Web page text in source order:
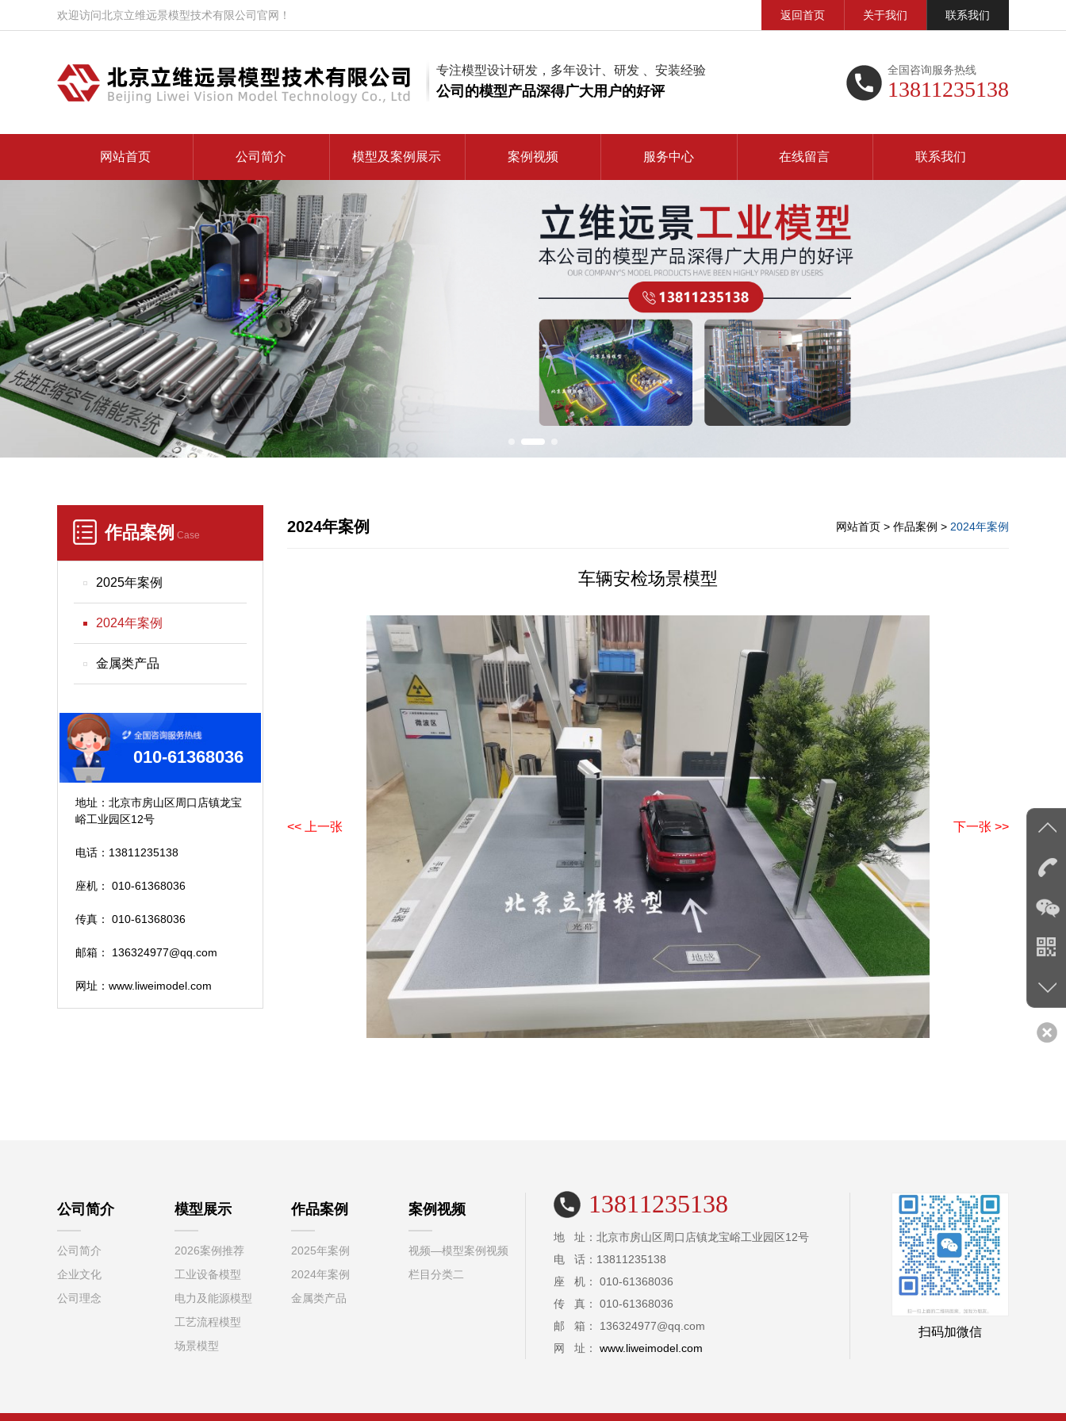
欢迎访问北京立维远景模型技术有限公司官网！ 返回首页 关于我们 联系我们
专注模型设计研发，多年设计、研发 、安装经验
公司的模型产品深得广大用户的好评
全国咨询服务热线
13811235138
网站首页 公司简介 模型及案例展示 案例视频 服务中心 在线留言 联系我们
作品案例 Case
2025年案例
2024年案例
金属类产品
010-61368036
地址：北京市房山区周口店镇龙宝
峪工业园区12号
电话：13811235138
座机： 010-61368036
传真： 010-61368036
邮箱： 136324977@qq.com
网址：www.liweimodel.com
2024年案例 网站首页 > 作品案例 > 2024年案例
车辆安检场景模型
<< 上一张 下一张 >>
公司简介
公司简介
企业文化
公司理念
模型展示
2026案例推荐
工业设备模型
电力及能源模型
工艺流程模型
场景模型
作品案例
2025年案例
2024年案例
金属类产品
案例视频
视频—模型案例视频
栏目分类二
13811235138
地 址：北京市房山区周口店镇龙宝峪工业园区12号
电 话：13811235138
座 机： 010-61368036
传 真： 010-61368036
邮 箱： 136324977@qq.com
网 址： www.liweimodel.com
扫码加微信